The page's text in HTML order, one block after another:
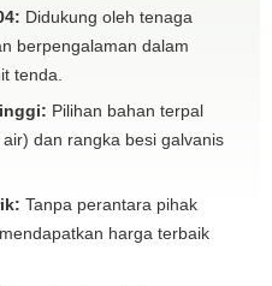
Didukung oleh tenaga
berpengalaman dalam
tenda.
Pilihan bahan terpal
dan rangka besi galvanis
Tanpa perantara pihak
harga terbaik